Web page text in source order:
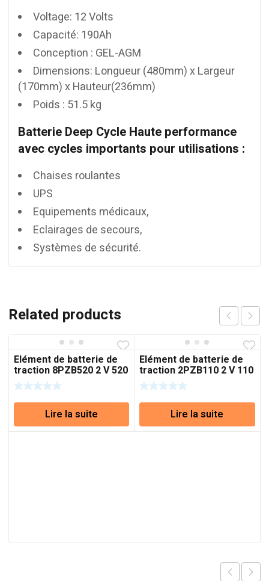
Voltage: 12 Volts
Capacité: 190Ah
Conception : GEL-AGM
Dimensions: Longueur (480mm) x Largeur
(170mm) x Hauteur(236mm)
Poids : 51.5 kg
Batterie Deep Cycle Haute performance
avec cycles importants pour utilisations :
Chaises roulantes
UPS
Equipements médicaux,
Eclairages de secours,
Systèmes de sécurité.
Related products
Elément de batterie de
traction 8PZB520 2 V 520
Ah (C5)
Lire la suite
Elément de batterie de
traction 2PZB110 2 V 110
Ah (C5)
Lire la suite